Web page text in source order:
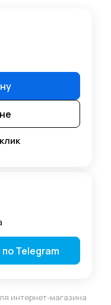
Telegram
интернет-магазина